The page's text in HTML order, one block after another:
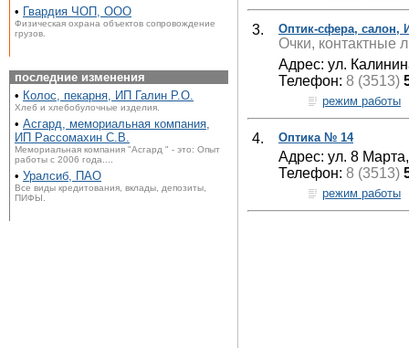
• Гвардия ЧОП, ООО
Физическая охрана объектов сопровождение
грузов.
последние изменения
• Колос, пекарня, ИП Галин Р.О.
Хлеб и хлебобулочные изделия.
• Асгард, мемориальная компания,
ИП Рассомахин С.В.
Мемориальная компания "Асгард " - это: Опыт
работы с 2006 года....
• Уралсиб, ПАО
Все виды кредитования, вклады, депозиты,
ПИФЫ.
3. Оптик-сфера,
Очки, контактные
Адрес: ул.
Телефон: 8 (3513)
режим работы
4. Оптика № 14
Адрес: ул. 8
Телефон: 8 (3513)
режим работы